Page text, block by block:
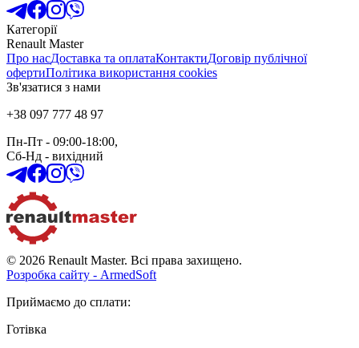
Категорії
Renault Master
Про насДоставка та оплатаКонтактиДоговір публічної
офертиПолітика використання cookies
Зв'язатися з нами
+38 097 777 48 97
Пн-Пт - 09:00-18:00,
Сб-Нд - вихідний
© 2026 Renault Master. Всі права захищено.
Розробка сайту - ArmedSoft
Приймаємо до сплати:
Готівка